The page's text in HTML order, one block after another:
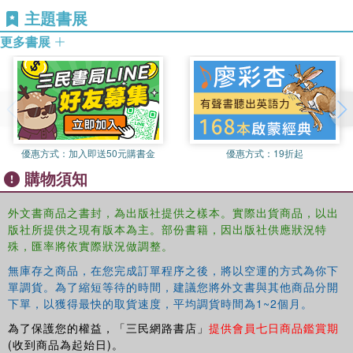
held by intellectuals and peasants, in the courts and in
churches, drawing together the wealth of documentary
evidence surrounding the witch-hunt, from trial records
and confessions to demonological treatises by
contemporary academics.
This is the ideal introduction for students exploring the
history of witchcraft and the persecution of suspected
witches for the first time.
主題書展
更多書展
優惠方式： 加入即送50元購書金 優惠方式： 19折起
購物須知
外文書商品之書封，為出版社提供之樣本。實際出貨商品，以出
版社所提供之現有版本為主。部份書籍，因出版社供應狀況特
殊，匯率將依實際狀況做調整。
無庫存之商品，在您完成訂單程序之後，將以空運的方式為你下
單調貨。為了縮短等待的時間，建議您將外文書與其他商品分開
下單，以獲得最快的取貨速度，平均調貨時間為1~2個月。
為了保護您的權益，「三民網路書店」 提供會員七日商品鑑賞期
(收到商品為起始日)。